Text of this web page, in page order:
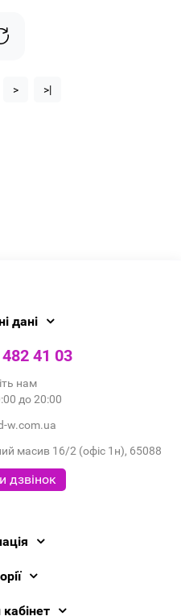
> >|
дані
41 03
нам
до 20:00
w.com.ua
масив 16/2 (офіс 1н), 65088
дзвінок